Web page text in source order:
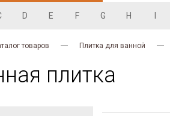
D E F G H
товаров Плитка для ванной
плитка